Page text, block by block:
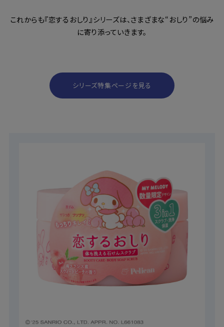
これからも『恋するおしり』シリーズは、さまざまな“おしり”の悩み
に寄り添っていきます。
シリーズ特集ページを見る